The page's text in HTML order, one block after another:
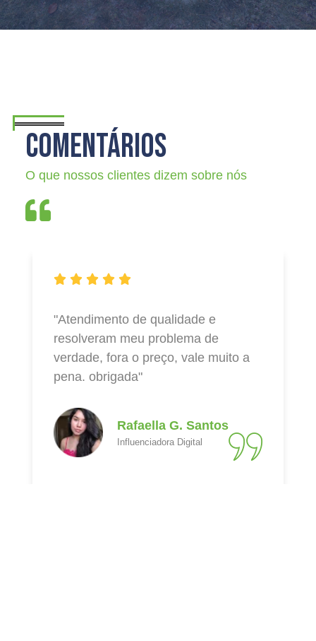
COMENTÁRIOS
O que nossos clientes dizem sobre nós
"Atendimento de qualidade e
resolveram meu problema de
verdade, fora o preço, vale muito a
pena. obrigada"
Rafaella G. Santos
Influenciadora Digital